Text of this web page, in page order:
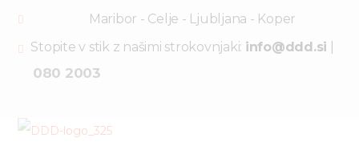
Maribor - Celje - Ljubljana - Koper
Stopite v stik z našimi strokovnjaki: info@ddd.si
080 2003